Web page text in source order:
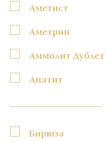
Аметист
Аметрин
Аммолит Дублет
Апатит
Бирюза